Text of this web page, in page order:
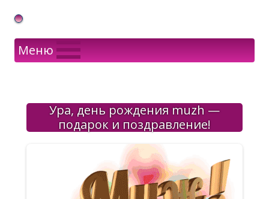
Gif Открытки в подарок
Меню
Ура, день рождения muzh —
подарок и поздравление!